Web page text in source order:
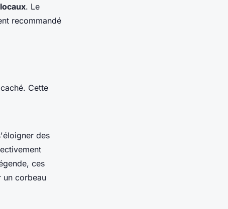
. Le
recommandé
Cette
des
ces
un corbeau